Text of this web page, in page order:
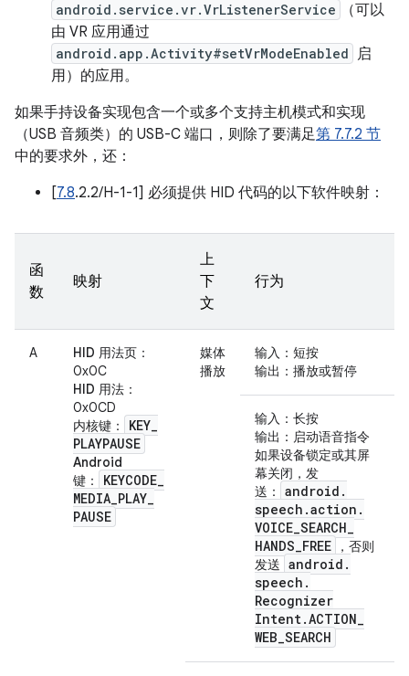
android.service.vr.VrListenerService
（可以
由 VR 应用通过
android.app.Activity#setVrModeEnabled 启
用）的应用。
如果手持设备实现包含一个或多个支持主机模式和实现
（USB 音频类）的 USB-C 端口，则除了要满足第 7.7.2 节
中的要求外，还：
[7.8.2.2/H-1-1] 必须提供 HID 代码的以下软件映射：
函
数
映射
上
下
文
行为
A HID 用法页 ：
0x0C
HID 用法 ：
0x0CD
内核键 ： KEY_
PLAYPAUSE
Android
键 ： KEYCODE_
MEDIA_PLAY_
PAUSE
媒体
播放
输入 ：短按
输出 ：播放或暂停
输入 ：长按
输出 ：启动语音指令
如果设备锁定或其屏
幕关闭， 发
送 ： android .
speech .action .
VOICE_SEARCH_
HANDS_FREE
，否则
发送 android .
speech .
Recognizer
Intent.ACTION_
WEB_SEARCH